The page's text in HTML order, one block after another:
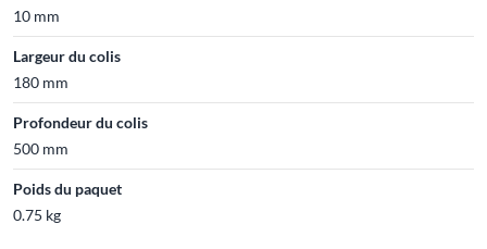
10 mm
Largeur du colis
180 mm
Profondeur du colis
500 mm
Poids du paquet
0.75 kg